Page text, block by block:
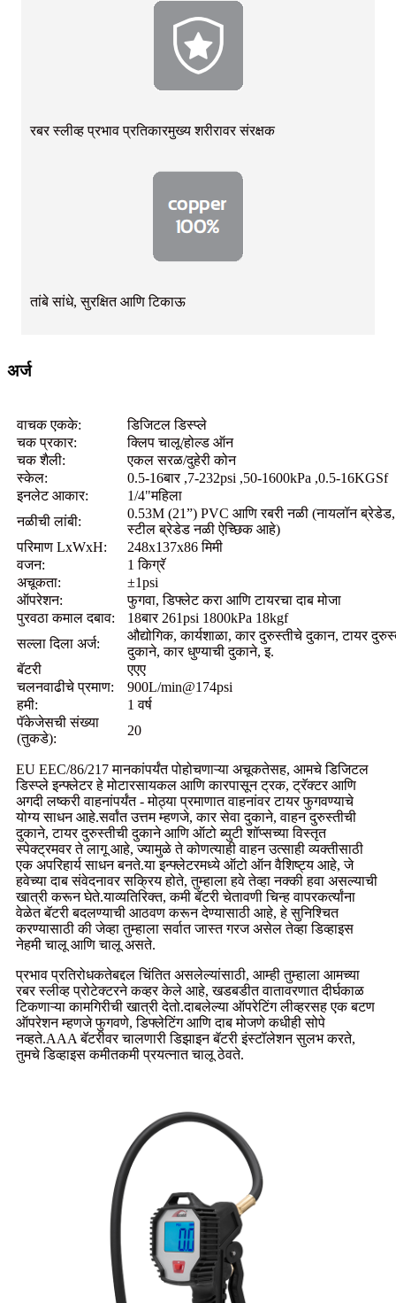
रबर स्लीव्ह प्रभाव प्रतिकारमुख्य शरीरावर संरक्षक
तांबे सांधे, सुरक्षित आणि टिकाऊ
अर्ज
वाचक एकके:
डिजिटल डिस्प्ले
चक प्रकार:
क्लिप चालू/होल्ड ऑन
चक शैली:
एकल सरळ/दुहेरी कोन
स्केल:
0.5-16बार ,7-232psi ,50-1600kPa ,0.5-16KGSf
इनलेट आकार:
1/4"महिला
नळीची लांबी:
0.53M (21”) PVC आणि रबरी नळी (नायलॉन
स्टील ब्रेडेड नळी ऐच्छिक आहे)
परिमाण LxWxH:
248x137x86 मिमी
वजन:
1 किग्रॅ
अचूकता:
±1psi
ऑपरेशन:
फुगवा, डिफ्लेट करा आणि टायरचा दाब मोजा
पुरवठा कमाल दबाव:
18बार 261psi 1800kPa 18kgf
सल्ला दिला अर्ज:
औद्योगिक, कार्यशाळा, कार दुरुस्तीचे दुकान, टायर
दुकाने, कार धुण्याची दुकाने, इ.
बॅटरी
एएए
चलनवाढीचे प्रमाण:
900L/min@174psi
हमी:
1 वर्ष
पॅकेजेसची संख्या
(तुकडे):
20
EU EEC/86/217 मानकांपर्यंत पोहोचणाऱ्या अचूकतेसह, आमचे डिजिटल
डिस्प्ले इन्फ्लेटर हे मोटारसायकल आणि कारपासून ट्रक, ट्रॅक्टर आणि
अगदी लष्करी वाहनांपर्यंत - मोठ्या प्रमाणात वाहनांवर टायर फुगवण्याचे
योग्य साधन आहे.सर्वांत उत्तम म्हणजे, कार सेवा दुकाने, वाहन दुरुस्तीची
दुकाने, टायर दुरुस्तीची दुकाने आणि ऑटो ब्युटी शॉप्सच्या विस्तृत
स्पेक्ट्रमवर ते लागू आहे, ज्यामुळे ते कोणत्याही वाहन उत्साही व्यक्तीसाठी
एक अपरिहार्य साधन बनते.या इन्फ्लेटरमध्ये ऑटो ऑन वैशिष्ट्य आहे, जे
हवेच्या दाब संवेदनावर सक्रिय होते, तुम्हाला हवे तेव्हा नक्की हवा असल्याची
खात्री करून घेते.याव्यतिरिक्त, कमी बॅटरी चेतावणी चिन्ह वापरकर्त्यांना
वेळेत बॅटरी बदलण्याची आठवण करून देण्यासाठी आहे, हे सुनिश्चित
करण्यासाठी की जेव्हा तुम्हाला सर्वात जास्त गरज असेल तेव्हा डिव्हाइस
नेहमी चालू आणि चालू असते.
प्रभाव प्रतिरोधकतेबद्दल चिंतित असलेल्यांसाठी, आम्ही तुम्हाला आमच्या
रबर स्लीव्ह प्रोटेक्टरने कव्हर केले आहे, खडबडीत वातावरणात दीर्घकाळ
टिकणाऱ्या कामगिरीची खात्री देतो.दाबलेल्या ऑपरेटिंग लीव्हरसह एक बटण
ऑपरेशन म्हणजे फुगवणे, डिफ्लेटिंग आणि दाब मोजणे कधीही सोपे
नव्हते.AAA बॅटरीवर चालणारी डिझाइन बॅटरी इंस्टॉलेशन सुलभ करते,
तुमचे डिव्हाइस कमीतकमी प्रयत्नात चालू ठेवते.